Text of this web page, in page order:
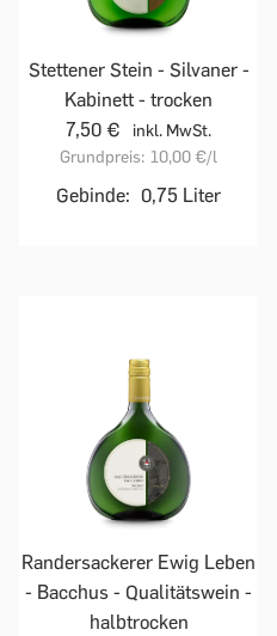
Stettener Stein - Silvaner -
Kabinett - trocken
7,50 €
inkl. MwSt.
Grundpreis: 10,00 €/l
Gebinde: 0,75 Liter
Randersackerer Ewig Leben
- Bacchus - Qualitätswein -
halbtrocken